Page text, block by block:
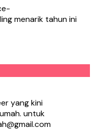
menarik tahun ini
yang kini
untuk